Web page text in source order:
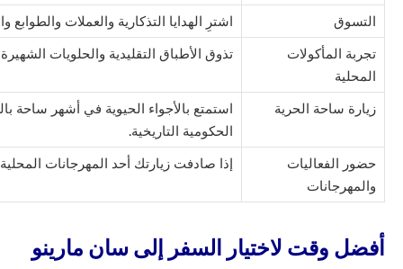
التسوق اشترِ الهدايا التذكارية والعملات
تجربة المأكولات
المحلية
تذوق الأطباق التقليدية والحلويات
زيارة ساحة الحرية
استمتع بالأجواء الحيوية في أشهر ساحة
الحكومية التاريخية.
حضور الفعاليات
والمهرجانات
إذا صادفت زيارتك أحد المهرجانات
أفضل وقت لاختيار السفر إلى سان مارينو